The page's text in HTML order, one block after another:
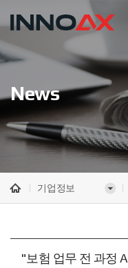
News
기업정보
"보험 업무 전 과정